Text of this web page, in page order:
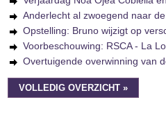
Anderlecht al zwoegend naar
Opstelling: Bruno wijzigt op
Voorbeschouwing: RSCA - La
Overtuigende overwinning van
VOLLEDIG OVERZICHT »